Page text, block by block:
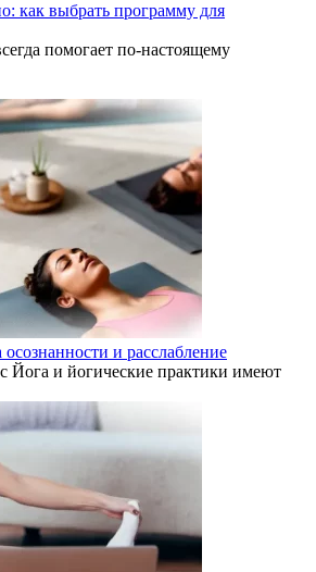
как выбрать программу для
помогает по-настоящему
и расслабление
Йога и йогические практики имеют